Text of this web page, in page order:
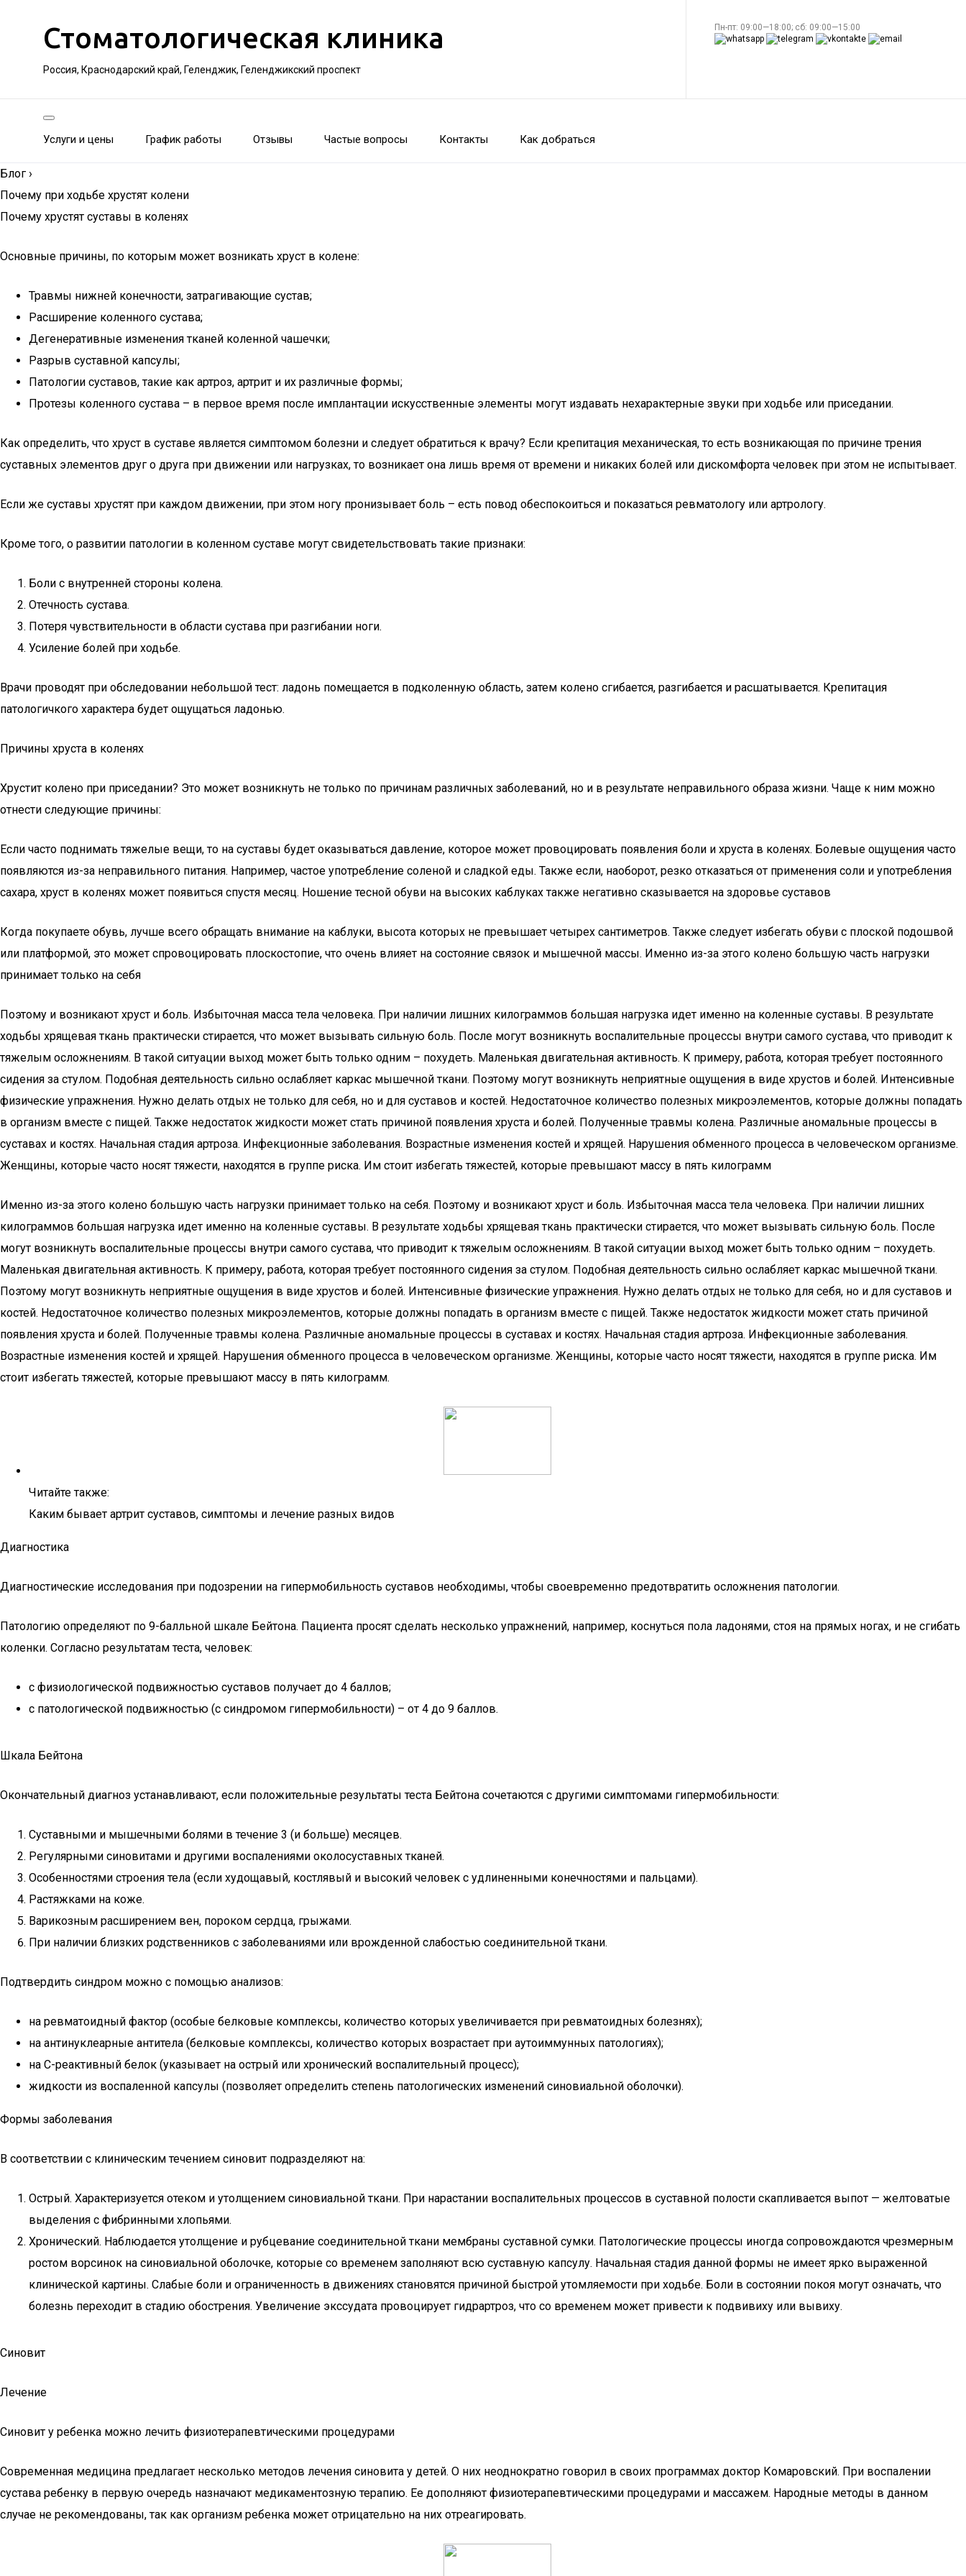
Стоматологическая клиника
Россия, Краснодарский край, Геленджик, Геленджикский проспект
Пн-пт: 09:00—18:00; сб: 09:00—15:00
Услуги и цены График работы Отзывы Частые вопросы Контакты Как добраться
Блог ›
Почему при ходьбе хрустят колени
Почему хрустят суставы в коленях
Основные причины, по которым может возникать хруст в колене:
Травмы нижней конечности, затрагивающие сустав;
Расширение коленного сустава;
Дегенеративные изменения тканей коленной чашечки;
Разрыв суставной капсулы;
Патологии суставов, такие как артроз, артрит и их различные формы;
Протезы коленного сустава – в первое время после имплантации искусственные элементы могут издавать нехарактерные звуки при ходьбе или приседании.
Как определить, что хруст в суставе является симптомом болезни и следует обратиться к врачу? Если крепитация механическая, то есть возникающая по причине трения
суставных элементов друг о друга при движении или нагрузках, то возникает она лишь время от времени и никаких болей или дискомфорта человек при этом не испытывает.
Если же суставы хрустят при каждом движении, при этом ногу пронизывает боль – есть повод обеспокоиться и показаться ревматологу или артрологу.
Кроме того, о развитии патологии в коленном суставе могут свидетельствовать такие признаки:
Боли с внутренней стороны колена.
Отечность сустава.
Потеря чувствительности в области сустава при разгибании ноги.
Усиление болей при ходьбе.
Врачи проводят при обследовании небольшой тест: ладонь помещается в подколенную область, затем колено сгибается, разгибается и расшатывается. Крепитация
патологичкого характера будет ощущаться ладонью.
Причины хруста в коленях
Хрустит колено при приседании? Это может возникнуть не только по причинам различных заболеваний, но и в результате неправильного образа жизни. Чаще к ним можно
отнести следующие причины:
Если часто поднимать тяжелые вещи, то на суставы будет оказываться давление, которое может провоцировать появления боли и хруста в коленях. Болевые ощущения часто
появляются из-за неправильного питания. Например, частое употребление соленой и сладкой еды. Также если, наоборот, резко отказаться от применения соли и употребления
сахара, хруст в коленях может появиться спустя месяц. Ношение тесной обуви на высоких каблуках также негативно сказывается на здоровье суставов
Когда покупаете обувь, лучше всего обращать внимание на каблуки, высота которых не превышает четырех сантиметров. Также следует избегать обуви с плоской подошвой
или платформой, это может спровоцировать плоскостопие, что очень влияет на состояние связок и мышечной массы. Именно из-за этого колено большую часть нагрузки
принимает только на себя
Поэтому и возникают хруст и боль. Избыточная масса тела человека. При наличии лишних килограммов большая нагрузка идет именно на коленные суставы. В результате
ходьбы хрящевая ткань практически стирается, что может вызывать сильную боль. После могут возникнуть воспалительные процессы внутри самого сустава, что приводит к
тяжелым осложнениям. В такой ситуации выход может быть только одним – похудеть. Маленькая двигательная активность. К примеру, работа, которая требует постоянного
сидения за стулом. Подобная деятельность сильно ослабляет каркас мышечной ткани. Поэтому могут возникнуть неприятные ощущения в виде хрустов и болей. Интенсивные
физические упражнения. Нужно делать отдых не только для себя, но и для суставов и костей. Недостаточное количество полезных микроэлементов, которые должны попадать
в организм вместе с пищей. Также недостаток жидкости может стать причиной появления хруста и болей. Полученные травмы колена. Различные аномальные процессы в
суставах и костях. Начальная стадия артроза. Инфекционные заболевания. Возрастные изменения костей и хрящей. Нарушения обменного процесса в человеческом организме.
Женщины, которые часто носят тяжести, находятся в группе риска. Им стоит избегать тяжестей, которые превышают массу в пять килограмм
Именно из-за этого колено большую часть нагрузки принимает только на себя. Поэтому и возникают хруст и боль. Избыточная масса тела человека. При наличии лишних
килограммов большая нагрузка идет именно на коленные суставы. В результате ходьбы хрящевая ткань практически стирается, что может вызывать сильную боль. После
могут возникнуть воспалительные процессы внутри самого сустава, что приводит к тяжелым осложнениям. В такой ситуации выход может быть только одним – похудеть.
Маленькая двигательная активность. К примеру, работа, которая требует постоянного сидения за стулом. Подобная деятельность сильно ослабляет каркас мышечной ткани.
Поэтому могут возникнуть неприятные ощущения в виде хрустов и болей. Интенсивные физические упражнения. Нужно делать отдых не только для себя, но и для суставов и
костей. Недостаточное количество полезных микроэлементов, которые должны попадать в организм вместе с пищей. Также недостаток жидкости может стать причиной
появления хруста и болей. Полученные травмы колена. Различные аномальные процессы в суставах и костях. Начальная стадия артроза. Инфекционные заболевания.
Возрастные изменения костей и хрящей. Нарушения обменного процесса в человеческом организме. Женщины, которые часто носят тяжести, находятся в группе риска. Им
стоит избегать тяжестей, которые превышают массу в пять килограмм.
Читайте также:
Каким бывает артрит суставов, симптомы и лечение разных видов
Диагностика
Диагностические исследования при подозрении на гипермобильность суставов необходимы, чтобы своевременно предотвратить осложнения патологии.
Патологию определяют по 9-балльной шкале Бейтона. Пациента просят сделать несколько упражнений, например, коснуться пола ладонями, стоя на прямых ногах, и не сгибать
коленки. Согласно результатам теста, человек:
с физиологической подвижностью суставов получает до 4 баллов;
с патологической подвижностью (с синдромом гипермобильности) – от 4 до 9 баллов.
Шкала Бейтона
Окончательный диагноз устанавливают, если положительные результаты теста Бейтона сочетаются с другими симптомами гипермобильности:
Суставными и мышечными болями в течение 3 (и больше) месяцев.
Регулярными синовитами и другими воспалениями околосуставных тканей.
Особенностями строения тела (если худощавый, костлявый и высокий человек с удлиненными конечностями и пальцами).
Растяжками на коже.
Варикозным расширением вен, пороком сердца, грыжами.
При наличии близких родственников с заболеваниями или врожденной слабостью соединительной ткани.
Подтвердить синдром можно с помощью анализов:
на ревматоидный фактор (особые белковые комплексы, количество которых увеличивается при ревматоидных болезнях);
на антинуклеарные антитела (белковые комплексы, количество которых возрастает при аутоиммунных патологиях);
на С-реактивный белок (указывает на острый или хронический воспалительный процесс);
жидкости из воспаленной капсулы (позволяет определить степень патологических изменений синовиальной оболочки).
Формы заболевания
В соответствии с клиническим течением синовит подразделяют на:
Острый. Характеризуется отеком и утолщением синовиальной ткани. При нарастании воспалительных процессов в суставной полости скапливается выпот — желтоватые
выделения с фибринными хлопьями.
Хронический. Наблюдается утолщение и рубцевание соединительной ткани мембраны суставной сумки. Патологические процессы иногда сопровождаются чрезмерным
ростом ворсинок на синовиальной оболочке, которые со временем заполняют всю суставную капсулу. Начальная стадия данной формы не имеет ярко выраженной
клинической картины. Слабые боли и ограниченность в движениях становятся причиной быстрой утомляемости при ходьбе. Боли в состоянии покоя могут означать, что
болезнь переходит в стадию обострения. Увеличение экссудата провоцирует гидрартроз, что со временем может привести к подвивиху или вывиху.
Синовит
Лечение
Синовит у ребенка можно лечить физиотерапевтическими процедурами
Современная медицина предлагает несколько методов лечения синовита у детей. О них неоднократно говорил в своих программах доктор Комаровский. При воспалении
сустава ребенку в первую очередь назначают медикаментозную терапию. Ее дополняют физиотерапевтическими процедурами и массажем. Народные методы в данном
случае не рекомендованы, так как организм ребенка может отрицательно на них отреагировать.